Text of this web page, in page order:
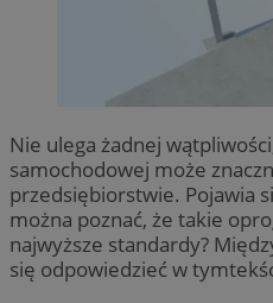
Nie ulega żadnej
samochodowej może
przedsiębiorstwie. Pojawia
można poznać, że takie
najwyższe standardy?
się odpowiedzieć w